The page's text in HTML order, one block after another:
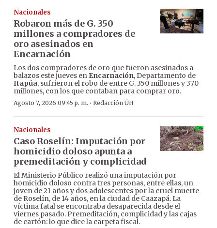
Nacionales
Robaron más de G. 350
millones a compradores de
oro asesinados en
Encarnación
Los dos compradores de oro que fueron asesinados a
balazos este jueves en Encarnación, Departamento de
Itapúa, sufrieron el robo de entre G. 350 millones y 370
millones, con los que contaban para comprar oro.
Agosto 7, 2026 09:45 p. m. · Redacción ÚH
Nacionales
Caso Roselín: Imputación por
homicidio doloso apunta a
premeditación y complicidad
El Ministerio Público realizó una imputación por
homicidio doloso contra tres personas, entre ellas, un
joven de 21 años y dos adolescentes por la cruel muerte
de Roselín, de 14 años, en la ciudad de Caazapá. La
víctima fatal se encontraba desaparecida desde el
viernes pasado. Premeditación, complicidad y las cajas
de cartón: lo que dice la carpeta fiscal.